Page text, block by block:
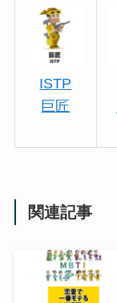
ISTP
巨匠
関連記事